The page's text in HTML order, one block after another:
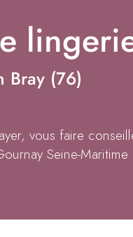
Bray (76)
vous faire
Seine-Maritime